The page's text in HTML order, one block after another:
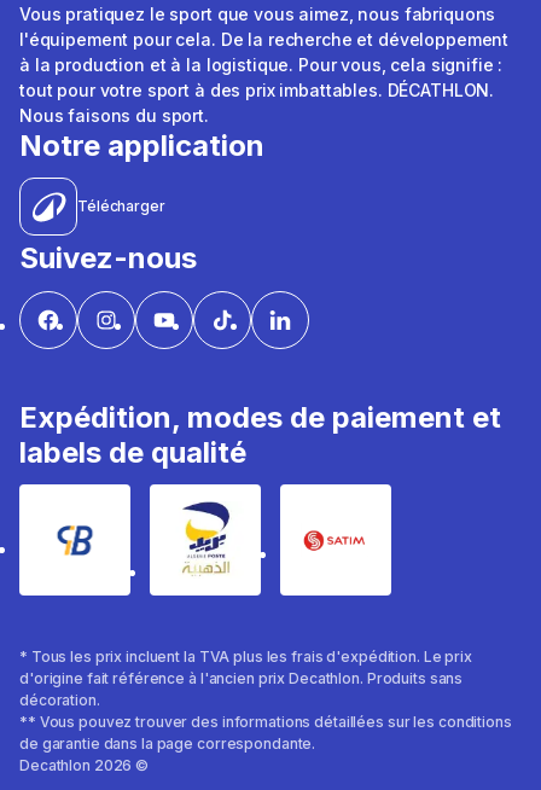
Vous pratiquez le sport que vous aimez, nous fabriquons
l'équipement pour cela. De la recherche et développement
à la production et à la logistique. Pour vous, cela signifie :
tout pour votre sport à des prix imbattables. DÉCATHLON.
Nous faisons du sport.
Notre application
Télécharger
Suivez-nous
Expédition, modes de paiement et
labels de qualité
* Tous les prix incluent la TVA plus les frais d'expédition. Le prix
d'origine fait référence à l'ancien prix Decathlon. Produits sans
décoration.
** Vous pouvez trouver des informations détaillées sur les conditions
de garantie dans la page correspondante.
Decathlon 2026 ©